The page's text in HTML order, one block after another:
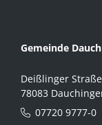
Gemeinde
Deißlinger Straße
78083
07720 9777-0